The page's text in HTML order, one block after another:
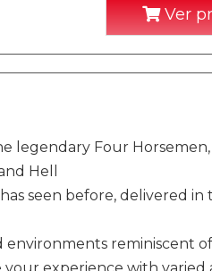
Ver
legendary Four
Hell
seen before, delivered
reminiscent of
experience with varied